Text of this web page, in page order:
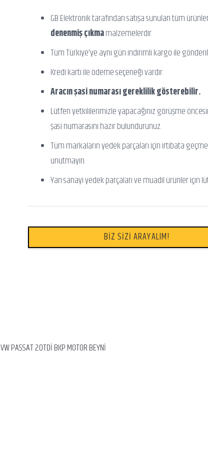
GB Elektronik tarafından satışa sunulan tüm
denenmiş çıkmamalzemelerdir.
Tüm Türkiye’ye aynı gün indirimli kargo ile
Kredi kartı ile ödeme seçeneği vardır.
Aracın şasi numarası gereklilik gösterebilir.
Lütfen yetkililerimizle yapacağınız görüşme
şasi numarasını hazır bulundurunuz.
Tüm markaların yedek parçaları için irtibata
unutmayın.
Yan sanayi yedek parçaları ve muadil ürünler için
BİZ SİZİ ARAYALIM!
VW PASSAT 2.0TDİ BKP MOTOR BEYNİ